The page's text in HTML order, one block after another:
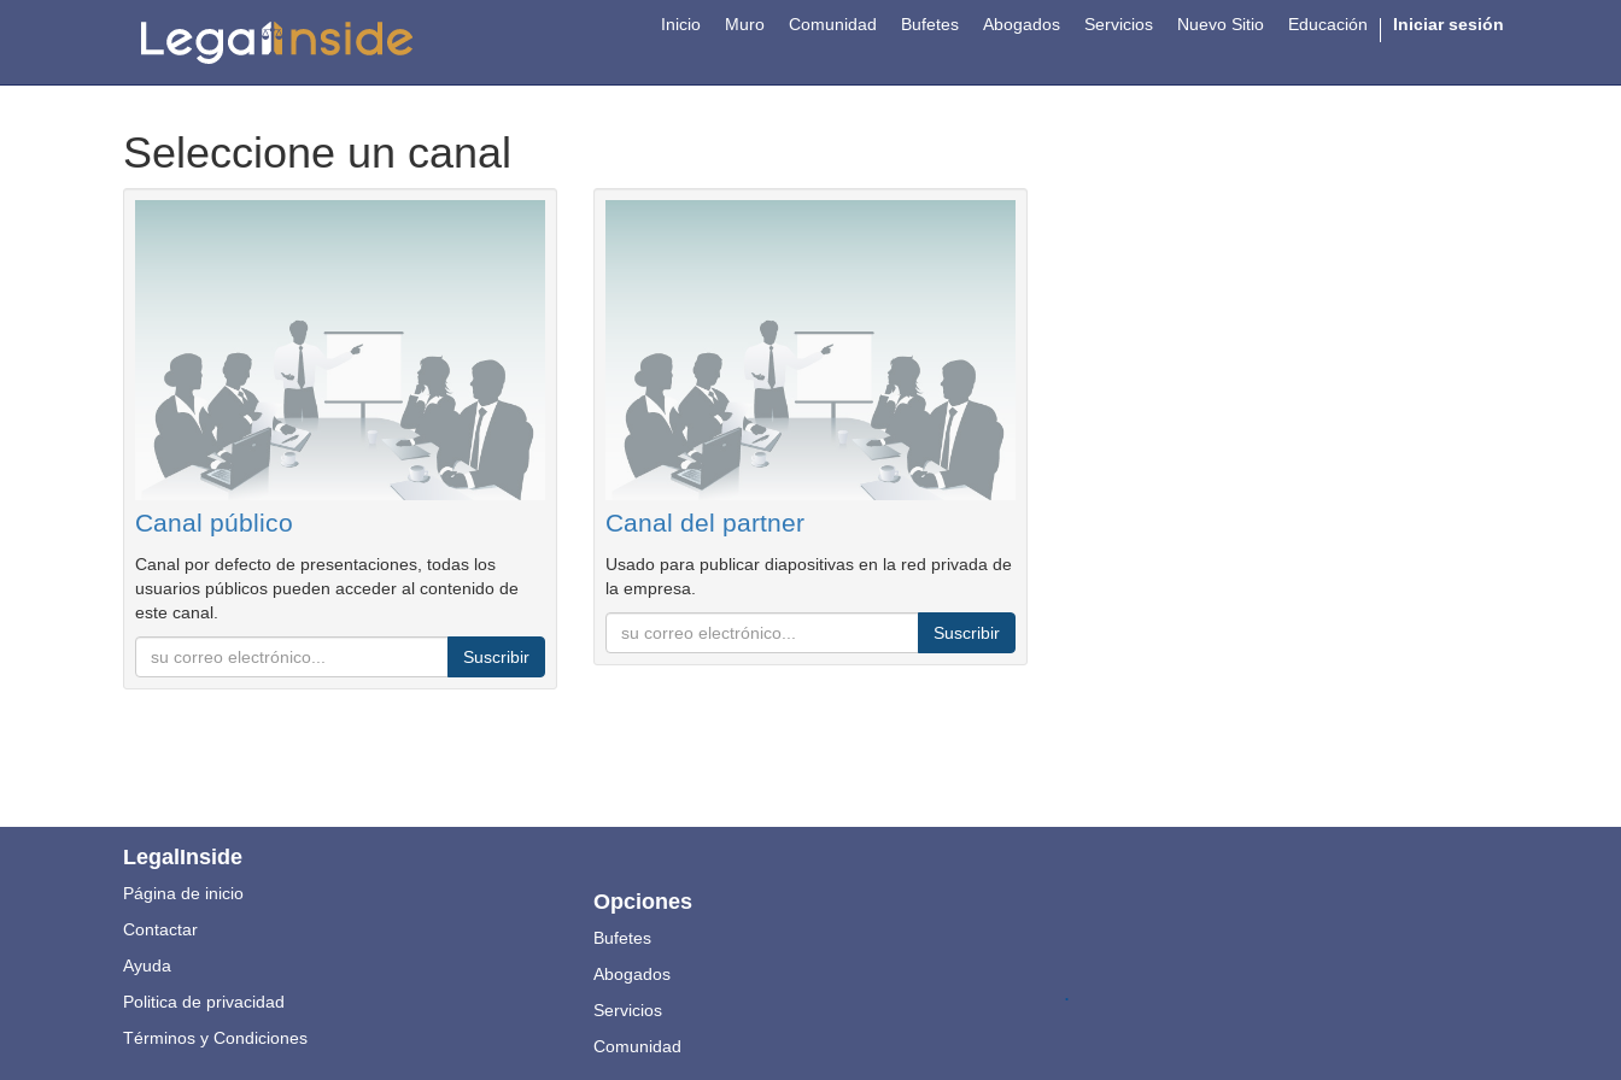
Inicio Muro Comunidad Bufetes Abogados Servicios Nuevo Sitio Educación Iniciar sesión
Seleccione un canal
Canal público
Canal por defecto de presentaciones, todas los
usuarios públicos pueden acceder al contenido de
este canal.
Suscribir
Canal del partner
Usado para publicar diapositivas en la red privada de
la empresa.
Suscribir
LegalInside
Página de inicio
Contactar
Ayuda
Politica de privacidad
Términos y Condiciones
Opciones
Bufetes
Abogados
Servicios
Comunidad
.